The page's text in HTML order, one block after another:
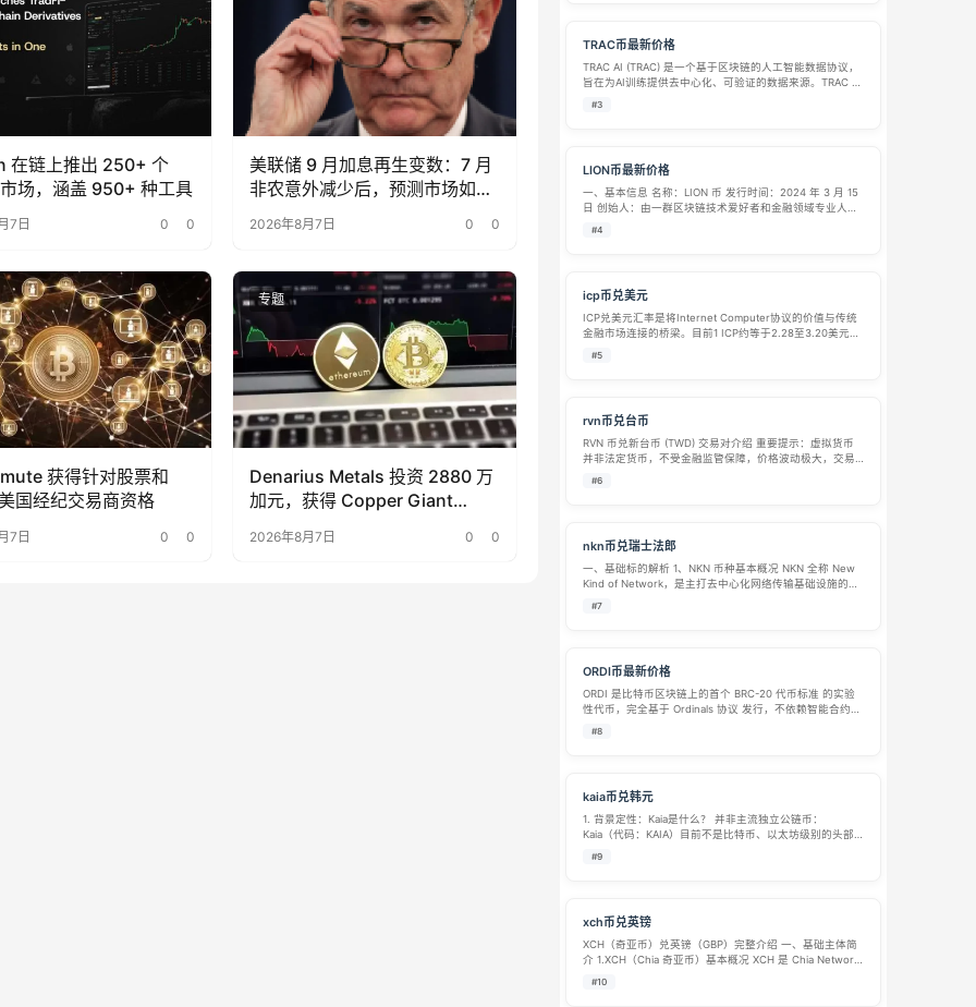
在链上推出 250+ 个
场，涵盖 950+ 种工具
7日 0 0
美联储 9 月加息再生变数：7 月
非农意外减少后，预测市场如何
重新定价？
2026年8月7日 0 0
获得针对股票和
国经纪交易商资格
7日 0 0
专题
Denarius Metals 投资 2880 万
加元，获得 Copper Giant
Resources 15.6% 的股份
2026年8月7日 0 0
TRAC币最新价格
TRAC AI (TRAC) 是一个基于区块链的人工智能数据协议，
旨在为AI训练提供去中心化、可验证的数据来源。TRAC 通
过智能合约和加密技术，确保数据的真实性、透明性和可
#3
LION币最新价格
一、基本信息​ 名称：LION 币​ 发行时间：2024 年 3 月 15
日​ 创始人：由一群区块链技术爱好者和金融领域专业人士
共同创立，团队核心成员具备多年区块链开发经验和金融
#4
icp币兑美元
ICP兑美元汇率是将Internet Computer协议的价值与传统
金融市场连接的桥梁。目前1 ICP约等于2.28至3.20美元，
价格受市场供需、技术发展和宏观环境多重因素影响。以
#5
rvn币兑台币
RVN 币兑新台币 (TWD) 交易对介绍 重要提示：虚拟货币
并非法定货币，不受金融监管保障，价格波动极大，交易
存在极高风险，本文仅作资讯科普，不构成任何投资建
#6
nkn币兑瑞士法郎
一、基础标的解析 1、NKN 币种基本概况 NKN 全称 New
Kind of Network，是主打去中心化网络传输基础设施的公
链原生代币，项目 2018 年启动研发，2019 年 7 月主网正
#7
ORDI币最新价格
ORDI 是比特币区块链上的首个 BRC-20 代币标准 的实验
性代币，完全基于 Ordinals 协议 发行，不依赖智能合约或
侧链。作为比特币生态的创新资产，ORDI 的诞生标志着比
#8
kaia币兑韩元
1. 背景定性：Kaia是什么？ 并非主流独立公链币：
Kaia（代码：KAIA）目前不是比特币、以太坊级别的头部
资产，也不是韩国法定的数字货币。它多出现在小型交易
#9
xch币兑英镑
XCH（奇亚币）兑英镑（GBP）完整介绍 一、基础主体简
介 1.XCH（Chia 奇亚币）基本概况 XCH 是 Chia Network
公链的原生代币，由 BT 下载协议 BitTorrent 创始人布拉
#10